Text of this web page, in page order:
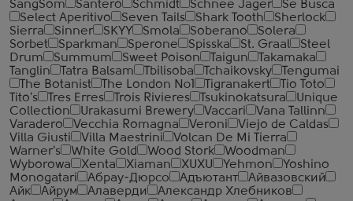
SangSom
Santero Schmidt Schnee Jager
Se Busca
Select Aperitivo
Seven Tails Shark Tooth
Sherlock
Sierra
Sinner SKYY Smola Soberano
Solera
Sorbet
Sparkman Sperone Spisska St. Graal
Steel
Drum
Summum Sweet Poison Taigun
Takamaka
Tanglin
Tatra Balsam Tbilisoba Tchaikovsky
Tengumai
The Botanist
The London №1 Tigranakert
Tio Toto
Tito's
Tres Erres Trois Rivieres Tsukinokatsura
Unique
Collection
Urakasumi Brewery Vaccari
Vana Tallinn
Varadero
Vecchia Romagna Veroni
Viejo de Caldas
Villa Giusti
Villa Maestrini
Volcan De Mi Tierra
Warner's
White Gold Wood Stork
Woodman
Wyborowa
Xenta Xiaman XUXU Yehmon
Yoshino
Monogatari
Абрау-Дюрсо Адъютант
Айвазовский
Айк
Айрум Алаверди
Александр Хлебников